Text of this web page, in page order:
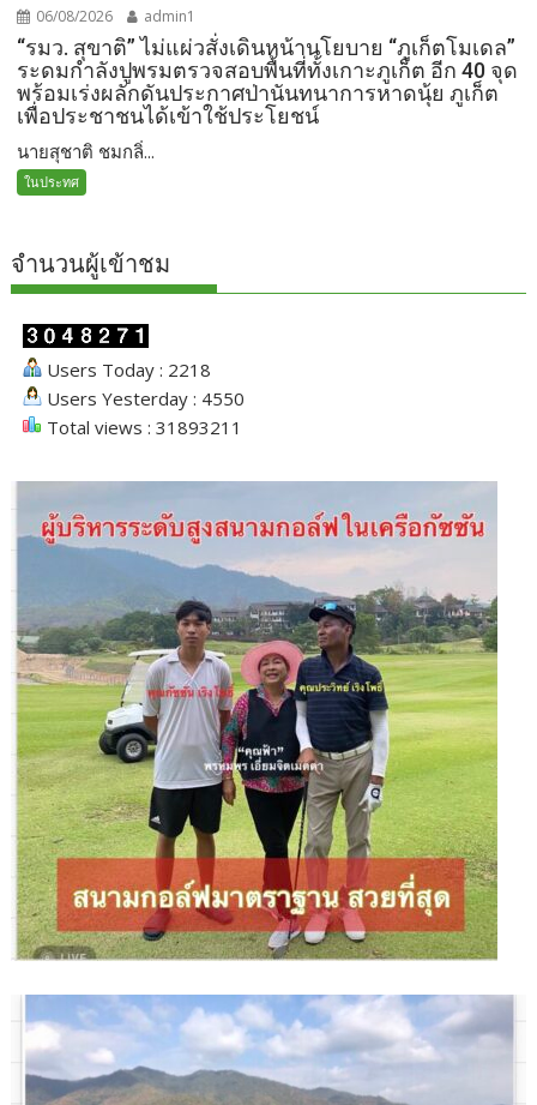
06/08/2026 admin1
“รมว. สุขาติ” ไม่แผ่วสั่งเดินหน้านโยบาย “ภูเก็ตโมเดล”
ระดมกำลังปูพรมตรวจสอบพื้นที่ทั้งเกาะภูเก็ต อีก 40 จุด
พร้อมเร่งผลักดันประกาศป่านันทนาการหาดนุ้ย ภูเก็ต
เพื่อประชาชนได้เข้าใช้ประโยชน์
นายสุชาติ ชมกลิ่...
ในประทศ
จำนวนผู้เข้าชม
Users Today : 2218
Users Yesterday : 4550
Total views : 31893211